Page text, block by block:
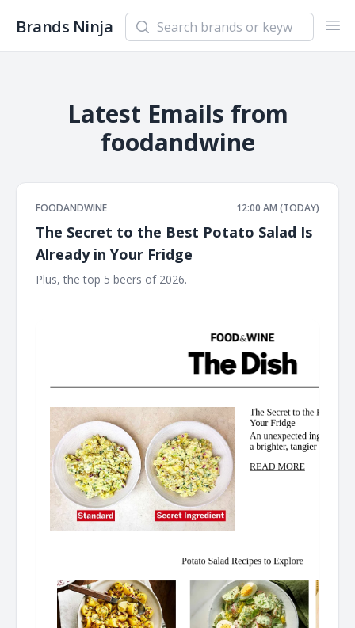
Brands Ninja Search newsletters and brands
Latest Emails from
foodandwine
FOODANDWINE 12:00 AM (TODAY)
The Secret to the Best Potato Salad Is
Already in Your Fridge
Plus, the top 5 beers of 2026. ‌ ‌ ‌ ‌ ‌ ‌ ‌ ‌ ‌ ‌ ‌ ‌ ‌ ‌ ‌ ‌ ‌ ‌ ‌ ‌ ‌ ‌ ‌ ‌ ‌ ‌ ‌ ‌ ‌ ‌ ‌ ‌ ‌ ‌ ‌ ‌ ‌ ‌ ‌ ‌ ‌